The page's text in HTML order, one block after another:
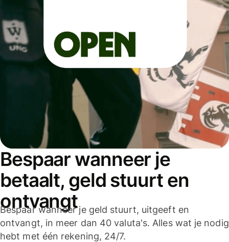
Bespaar wanneer je
betaalt, geld stuurt en
ontvangt
Bespaar wanneer je geld stuurt, uitgeeft en
ontvangt, in meer dan 40 valuta's. Alles wat je nodig
hebt met één rekening, 24/7.